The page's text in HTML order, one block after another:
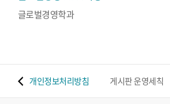
글로벌경영학과
개인정보처리방침 게시판 운영세칙